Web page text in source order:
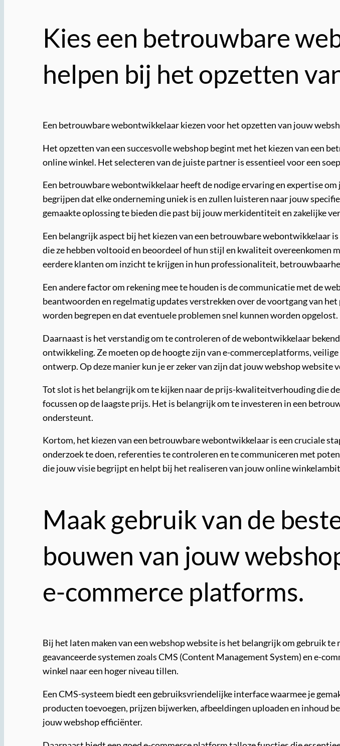
Kies een betrouwbare
helpen bij het opzetten
Een betrouwbare webontwikkelaar kiezen voor het opzetten van jouw
Het opzetten van een succesvolle webshop begint met het kiezen van een
online winkel. Het selecteren van de juiste partner is essentieel voor een
Een betrouwbare webontwikkelaar heeft de nodige ervaring en expertise
begrijpen dat elke onderneming uniek is en zullen luisteren naar jouw
gemaakte oplossing te bieden die past bij jouw merkidentiteit en zakelijke
Een belangrijk aspect bij het kiezen van een betrouwbare
die ze hebben voltooid en beoordeel of hun stijl en kwaliteit overeenkomen
eerdere klanten om inzicht te krijgen in hun professionaliteit,
Een andere factor om rekening mee te houden is de communicatie met de
beantwoorden en regelmatig updates verstrekken over de voortgang van
worden begrepen en dat eventuele problemen snel kunnen worden opgelost.
Daarnaast is het verstandig om te controleren of de webontwikkelaar
ontwikkeling. Ze moeten op de hoogte zijn van e-commerceplatforms,
ontwerp. Op deze manier kun je er zeker van zijn dat jouw webshop
Tot slot is het belangrijk om te kijken naar de prijs-kwaliteitverhouding die
focussen op de laagste prijs. Het is belangrijk om te investeren in een
ondersteunt.
Kortom, het kiezen van een betrouwbare webontwikkelaar is een cruciale
onderzoek te doen, referenties te controleren en te communiceren met
die jouw visie begrijpt en helpt bij het realiseren van jouw online
Maak gebruik van de
bouwen van jouw
e-commerce platforms.
Bij het laten maken van een webshop website is het belangrijk om gebruik
geavanceerde systemen zoals CMS (Content Management System) en e-
winkel naar een hoger niveau tillen.
Een CMS-systeem biedt een gebruiksvriendelijke interface waarmee je
producten toevoegen, prijzen bijwerken, afbeeldingen uploaden en inhoud
jouw webshop efficiënter.